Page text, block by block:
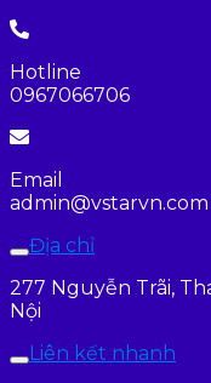
Hotline
0967066706
Email
admin@vstarvn.com
Địa chỉ
277 Nguyễn Trãi,
Nội
Liên kết nhanh